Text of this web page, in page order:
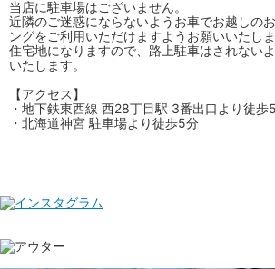
当店に駐車場はございません。
近隣のご迷惑にならないようお車でお越しの
ングをご利用いただけますようお願いいたしま
住宅地になりますので、路上駐車はされない
いたします。
【アクセス】
・地下鉄東西線 西28丁目駅 3番出口より徒歩
・北海道神宮 駐車場より徒歩5分